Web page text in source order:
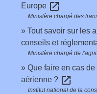
Europe open_in_new
Ministère chargé des
Tout savoir sur les
conseils et
Ministère chargé de
Que faire en cas
aérienne ? open_in_new
Institut national de la